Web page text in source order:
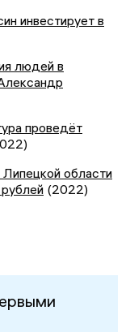
инвестирует в
людей в
проведёт
области
(2022)